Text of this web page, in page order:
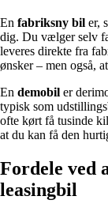
En fabriksny bil er,
dig. Du vælger selv
leveres direkte fra
ønsker – men også,
En demobil er
typisk som
ofte kørt få tusinde
at du kan få den
Fordele ved
leasingbil